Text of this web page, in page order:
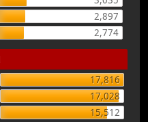
2,897
2,774
17,816
17,028
15,512